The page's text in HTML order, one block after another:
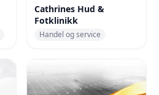
Cathrines Hud &
Fotklinikk
Handel og service